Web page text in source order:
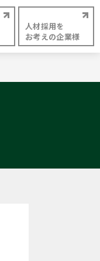
人材採用を
お考えの企業様